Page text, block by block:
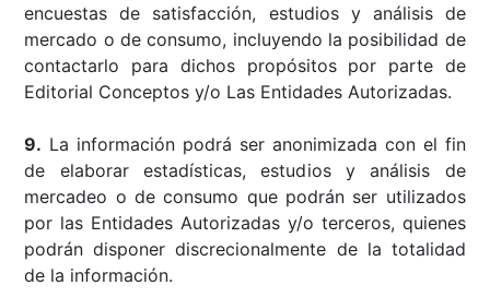
encuestas de satisfacción, estudios y análisis de
mercado o de consumo, incluyendo la posibilidad de
contactarlo para dichos propósitos por parte de
Editorial Conceptos y/o Las Entidades Autorizadas.
9. La información podrá ser anonimizada con el fin
de elaborar estadísticas, estudios y análisis de
mercadeo o de consumo que podrán ser utilizados
por las Entidades Autorizadas y/o terceros, quienes
podrán disponer discrecionalmente de la totalidad
de la información.